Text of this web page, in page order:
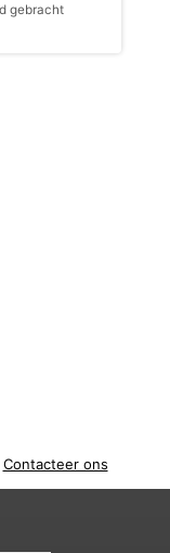
gebracht
Contacteer ons